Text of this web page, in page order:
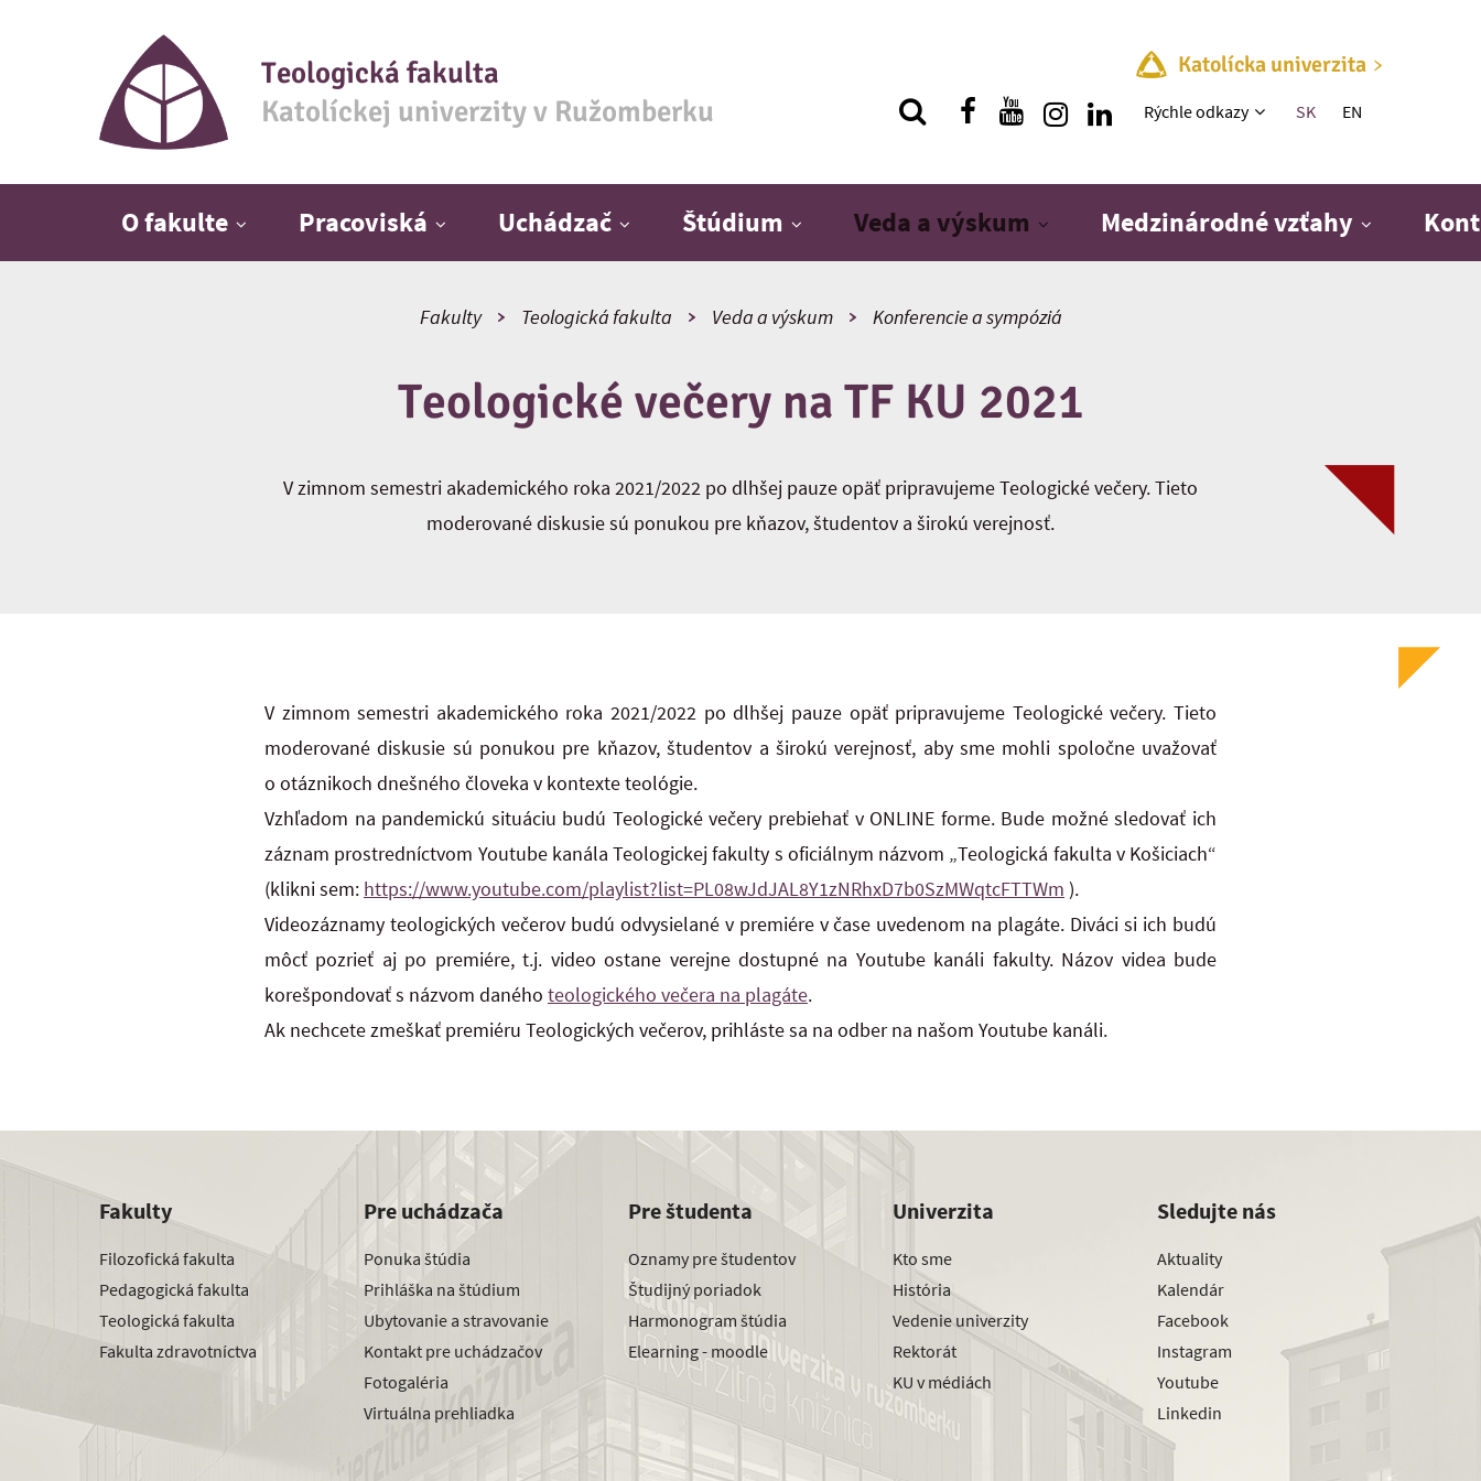
Teologická fakulta
Katolíckej univerzity v Ružomberku
Katolícka univerzita
Rýchle menu
Rýchle odkazy SK EN
O fakulte Pracoviská Uchádzač Štúdium Veda a výskum Medzinárodné vzťahy
Fakulty Teologická fakulta Veda a výskum Konferencie a sympóziá
Teologické večery na TF KU 2021
V zimnom semestri akademického roka 2021/2022 po dlhšej pauze opäť pripravujeme Teologické večery. Tieto
moderované diskusie sú ponukou pre kňazov, študentov a širokú verejnosť.
V zimnom semestri akademického roka 2021/2022 po dlhšej pauze opäť pripravujeme Teologické večery. Tieto
moderované diskusie sú ponukou pre kňazov, študentov a širokú verejnosť, aby sme mohli spoločne uvažovať
o otáznikoch dnešného človeka v kontexte teológie.
Vzhľadom na pandemickú situáciu budú Teologické večery prebiehať v ONLINE forme. Bude možné sledovať ich
záznam prostredníctvom Youtube kanála Teologickej fakulty s oficiálnym názvom „Teologická fakulta v Košiciach“
(klikni sem: https://www.youtube.com/playlist?list=PL08wJdJAL8Y1zNRhxD7b0SzMWqtcFTTWm ).
Videozáznamy teologických večerov budú odvysielané v premiére v čase uvedenom na plagáte. Diváci si ich budú
môcť pozrieť aj po premiére, t.j. video ostane verejne dostupné na Youtube kanáli fakulty. Názov videa bude
korešpondovať s názvom daného teologického večera na plagáte.
Ak nechcete zmeškať premiéru Teologických večerov, prihláste sa na odber na našom Youtube kanáli.
Fakulty
Filozofická fakulta
Pedagogická fakulta
Teologická fakulta
Fakulta zdravotníctva
Pre uchádzača
Ponuka štúdia
Prihláška na štúdium
Ubytovanie a stravovanie
Kontakt pre uchádzačov
Fotogaléria
Virtuálna prehliadka
Pre študenta
Oznamy pre študentov
Študijný poriadok
Harmonogram štúdia
Elearning - moodle
Univerzita
Kto sme
História
Vedenie univerzity
Rektorát
KU v médiách
Sledujte nás
Aktuality
Kalendár
Facebook
Instagram
Youtube
Linkedin